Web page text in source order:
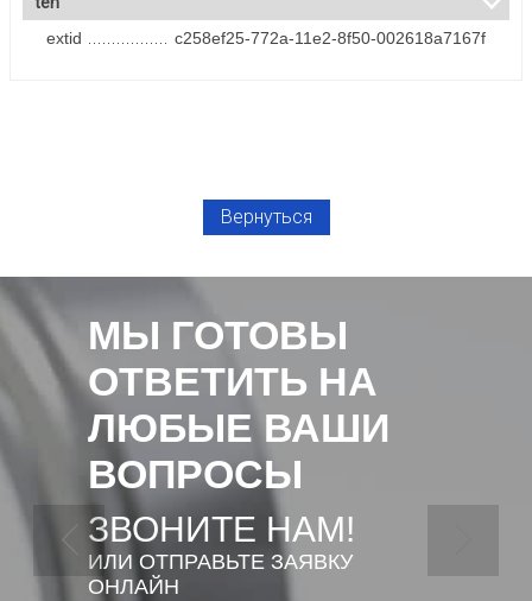
extid
c258ef25-772a-11e2-8f50-002618a7167f
Вернуться
МЫ ГОТОВЫ
ОТВЕТИТЬ НА
ЛЮБЫЕ ВАШИ
ВОПРОСЫ
ЗВОНИТЕ НАМ!
ИЛИ ОТПРАВЬТЕ ЗАЯВКУ
ОНЛАЙН